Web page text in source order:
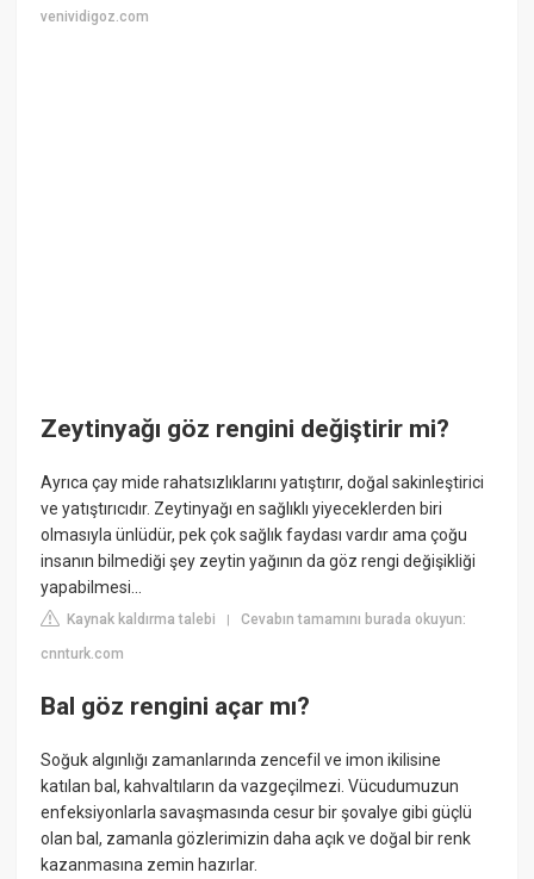
venividigoz.com
Zeytinyağı göz rengini değiştirir mi?
Ayrıca çay mide rahatsızlıklarını yatıştırır, doğal sakinleştirici
ve yatıştırıcıdır. Zeytinyağı en sağlıklı yiyeceklerden biri
olmasıyla ünlüdür, pek çok sağlık faydası vardır ama çoğu
insanın bilmediği şey zeytin yağının da göz rengi değişikliği
yapabilmesi...
Kaynak kaldırma talebi |Cevabın tamamını burada okuyun:
cnnturk.com
Bal göz rengini açar mı?
Soğuk algınlığı zamanlarında zencefil ve imon ikilisine
katılan bal, kahvaltıların da vazgeçilmezi. Vücudumuzun
enfeksiyonlarla savaşmasında cesur bir şovalye gibi güçlü
olan bal, zamanla gözlerimizin daha açık ve doğal bir renk
kazanmasına zemin hazırlar.